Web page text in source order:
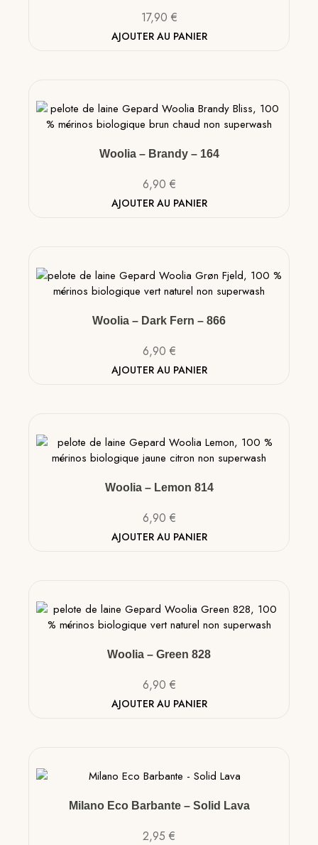
17,90 €
AJOUTER AU PANIER
Woolia – Brandy – 164
6,90 €
AJOUTER AU PANIER
Woolia – Dark Fern – 866
6,90 €
AJOUTER AU PANIER
Woolia – Lemon 814
6,90 €
AJOUTER AU PANIER
Woolia – Green 828
6,90 €
AJOUTER AU PANIER
Milano Eco Barbante – Solid Lava
2,95 €